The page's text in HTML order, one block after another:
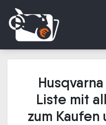
Liste mit
zum